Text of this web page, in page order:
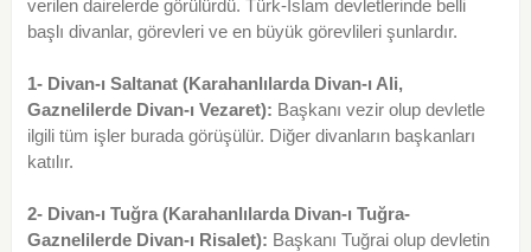
verilen dairelerde görülürdü. Türk-İslam devletlerinde belli
başlı divanlar, görevleri ve en büyük görevlileri şunlardır.
1- Divan-ı Saltanat (Karahanlılarda Divan-ı Ali,
Gaznelilerde Divan-ı Vezaret): Başkanı vezir olup devletle
ilgili tüm işler burada görüşülür. Diğer divanların başkanları
katılır.
2- Divan-ı Tuğra (Karahanlılarda Divan-ı Tuğra-
Gaznelilerde Divan-ı Risalet): Başkanı Tuğrai olup devletin